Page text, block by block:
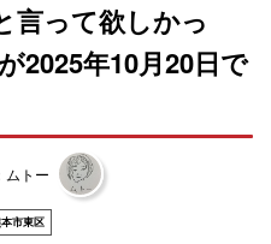
言って欲しかっ
2025年10月20日で
ムトー
市東区